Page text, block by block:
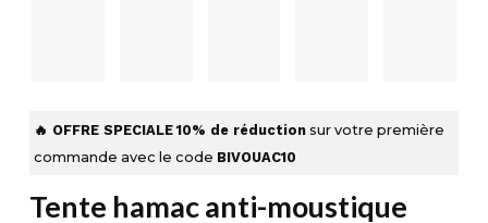
🔥 OFFRE SPECIALE 10% de réduction sur votre première
commande avec le code BIVOUAC10
Tente hamac anti-moustique